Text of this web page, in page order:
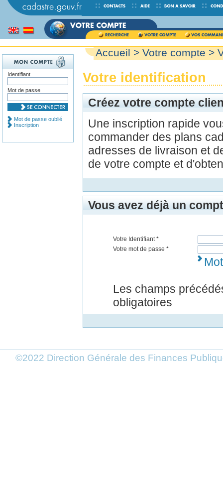
Accueil > Votre compte >
Votre identification
Créez votre compte
Une inscription rapide
commander des plans
adresses de livraison et
de votre compte et
Vous avez déjà un
Votre Identifiant *
Votre mot de passe *
Les champs
obligatoires
Identifiant
Mot de passe
Mot de passe oublié
Inscription
©2022 Direction Générale des Finances